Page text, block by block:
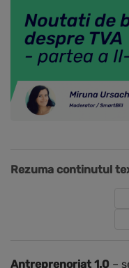
Rezuma continutul
Antreprenoriat 1.0 –